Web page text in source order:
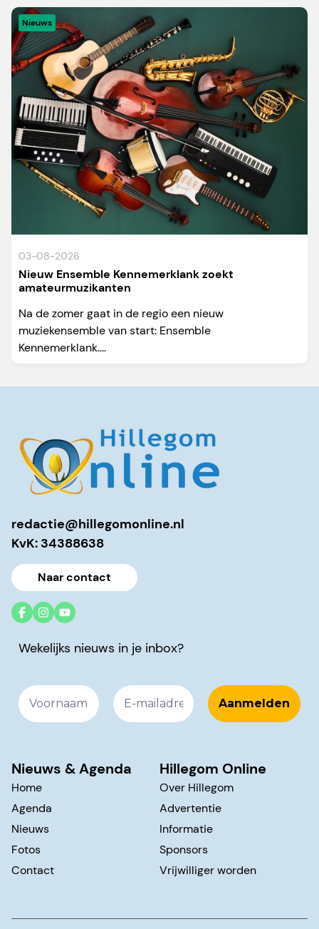
Nieuws
03-08-2026
Nieuw Ensemble Kennemerklank zoekt
amateurmuzikanten
Na de zomer gaat in de regio een nieuw
muziekensemble van start: Ensemble
Kennemerklank....
redactie@hillegomonline.nl
KvK: 34388638
Naar contact
Wekelijks nieuws in je inbox?
Nieuws & Agenda
Home
Agenda
Nieuws
Fotos
Contact
Hillegom Online
Over Hillegom
Advertentie
Informatie
Sponsors
Vrijwilliger worden